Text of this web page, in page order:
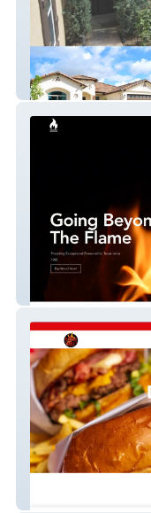
TLC Painting
Chief Firewood